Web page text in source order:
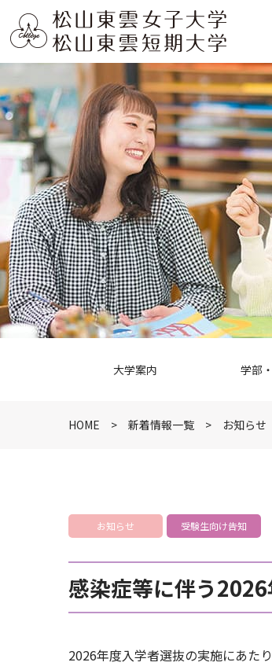
大学案内 学部
HOME 新着情報一覧 お知らせ
お知らせ 受験生向け告知
感染症等に伴う
2026年度入学者選抜の実施にあた